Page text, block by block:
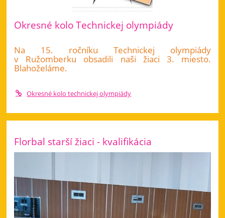
Okresné kolo Technickej olympiády
Na 15. ročníku Technickej olympiády
v Ružomberku obsadili naši žiaci 3. miesto.
Blahoželáme.
Okresné kolo technickej olympiády
Florbal starší žiaci - kvalifikácia